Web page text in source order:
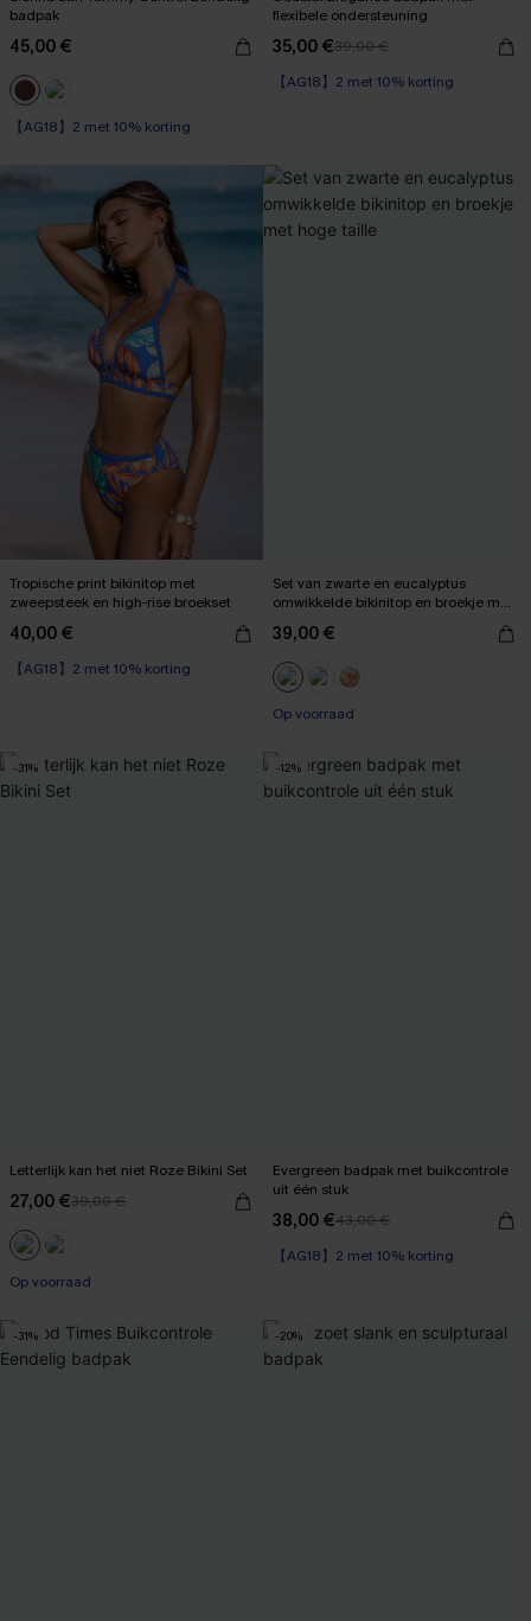
badpak
45,00 €
【AG18】2 met 10% korting
Op voorraad
flexibele ondersteuning
35,00 €39,00 €
【AG18】2 met 10% korting
Op voorraad
Tropische print bikinitop met
zweepsteek en high-rise broekset
40,00 €
【AG18】2 met 10% korting
High Waist
Set van zwarte en eucalyptus
omwikkelde bikinitop en broekje met
39,00 €
Op voorraad
-31%
Letterlijk kan het niet Roze Bikini Set
27,00 €39,00 €
Op voorraad
-12%
Evergreen badpak met buikcontrole
uit één stuk
38,00 €43,00 €
【AG18】2 met 10% korting
Corrigerend badpak
-31% -20%